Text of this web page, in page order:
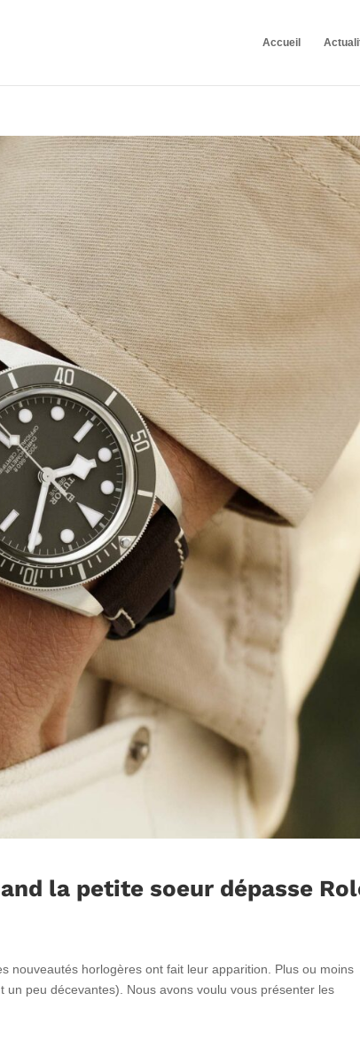
Accueil
la petite soeur dépasse
nouveautés horlogères ont fait leur apparition. Plus ou moins
un peu décevantes). Nous avons voulu vous présenter les